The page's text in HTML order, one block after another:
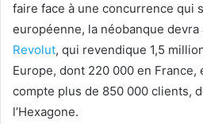
faire face à une concurrence qui
européenne, la néobanque
Revolut, qui revendique 1,5
Europe, dont 220 000 en France,
compte plus de 850 000 clients,
l’Hexagone.